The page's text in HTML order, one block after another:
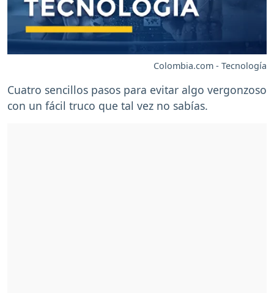
Colombia.com - Tecnología
Cuatro sencillos pasos para evitar algo vergonzoso
con un fácil truco que tal vez no sabías.